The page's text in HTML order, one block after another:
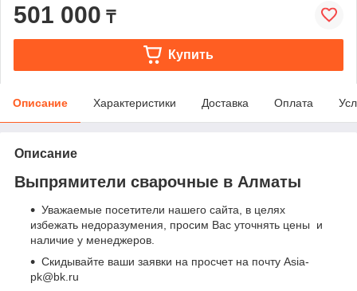
501 000 ₸
Купить
Описание Характеристики Доставка Оплата
Описание
Выпрямители сварочные в Алматы
Уважаемые посетители нашего сайта, в целях
избежать недоразумения, просим Вас уточнять цены и
наличие у менеджеров.
Скидывайте ваши заявки на просчет на почту Asia-
pk@bk.ru